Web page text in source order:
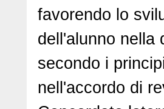
favorendo lo
dell'alunno nella
secondo i
nell'accordo di